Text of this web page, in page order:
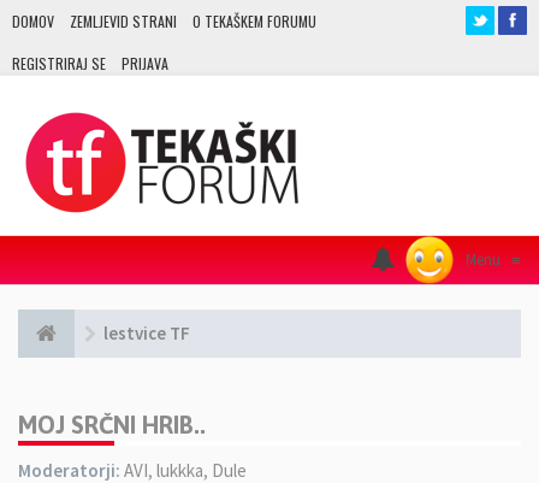
DOMOV ZEMLJEVID STRANI O TEKAŠKEM FORUMU
REGISTRIRAJ SE PRIJAVA
Menu ≡
lestvice TF
MOJ SRČNI HRIB..
Moderatorji: AVI, lukkka, Dule